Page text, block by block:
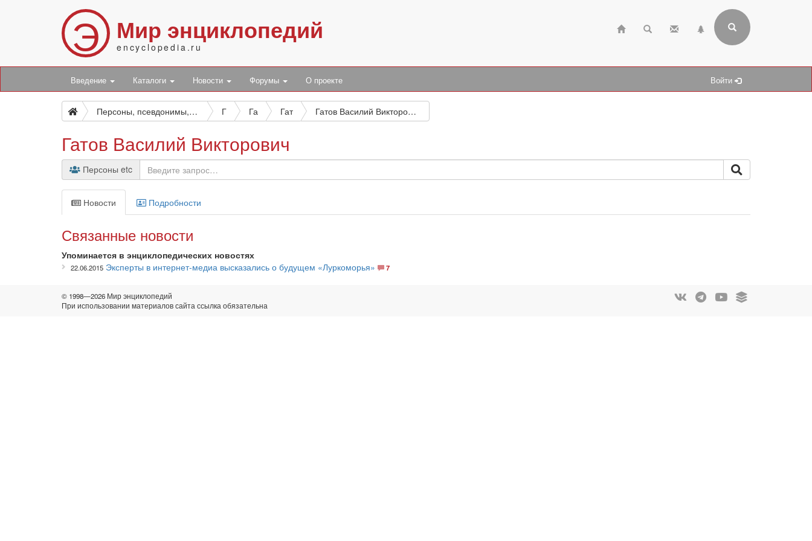
Э Мир энциклопедий
encyclopedia.ru
Введение Каталоги Новости Форумы О проекте Войти
Персоны, псевдонимы, персонажи и боты Г Га Гат Гатов Василий Викторович
Гатов Василий Викторович
Персоны etc
Новости Подробности
Связанные новости
Упоминается в энциклопедических новостях
22.06.2015 Эксперты в интернет-медиа высказались о будущем «Луркоморья» 7
© 1998—2026 Мир энциклопедий
При использовании материалов сайта ссылка обязательна